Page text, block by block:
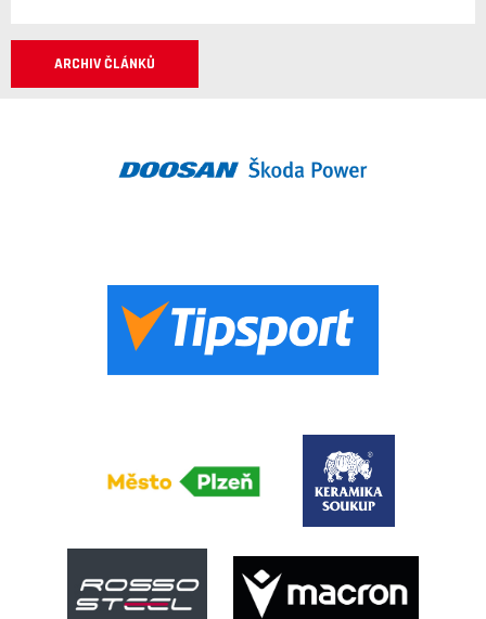
ARCHIV ČLÁNKŮ